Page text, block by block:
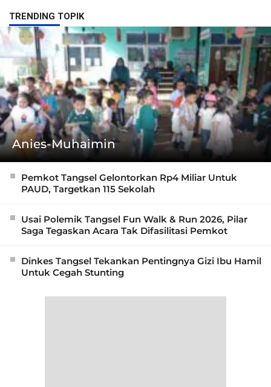
TRENDING TOPIK
Anies-Muhaimin
Pemkot Tangsel Gelontorkan Rp4 Miliar Untuk
PAUD, Targetkan 115 Sekolah
Usai Polemik Tangsel Fun Walk & Run 2026, Pilar
Saga Tegaskan Acara Tak Difasilitasi Pemkot
Dinkes Tangsel Tekankan Pentingnya Gizi Ibu Hamil
Untuk Cegah Stunting